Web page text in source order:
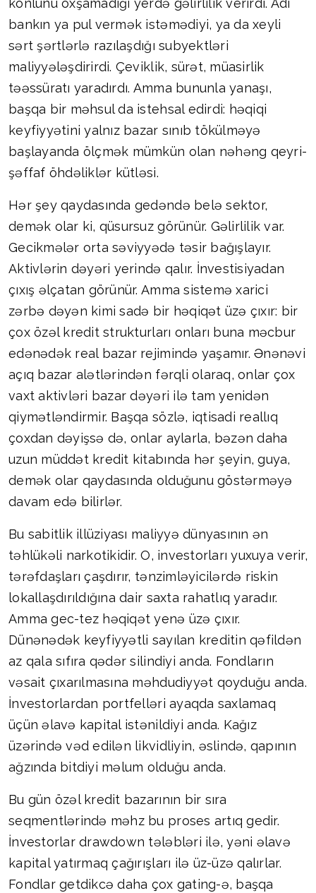
könlünü oxşamadığı yerdə gəlirlilik verirdi. Adi
bankın ya pul vermək istəmədiyi, ya da xeyli
sərt şərtlərlə razılaşdığı subyektləri
maliyyələşdirirdi. Çeviklik, sürət, müasirlik
təəssüratı yaradırdı. Amma bununla yanaşı,
başqa bir məhsul da istehsal edirdi: həqiqi
keyfiyyətini yalnız bazar sınıb tökülməyə
başlayanda ölçmək mümkün olan nəhəng qeyri-
şəffaf öhdəliklər kütləsi.
Hər şey qaydasında gedəndə belə sektor,
demək olar ki, qüsursuz görünür. Gəlirlilik var.
Gecikmələr orta səviyyədə təsir bağışlayır.
Aktivlərin dəyəri yerində qalır. İnvestisiyadan
çıxış əlçatan görünür. Amma sistemə xarici
zərbə dəyən kimi sadə bir həqiqət üzə çıxır: bir
çox özəl kredit strukturları onları buna məcbur
edənədək real bazar rejimində yaşamır. Ənənəvi
açıq bazar alətlərindən fərqli olaraq, onlar çox
vaxt aktivləri bazar dəyəri ilə tam yenidən
qiymətləndirmir. Başqa sözlə, iqtisadi reallıq
çoxdan dəyişsə də, onlar aylarla, bəzən daha
uzun müddət kredit kitabında hər şeyin, guya,
demək olar qaydasında olduğunu göstərməyə
davam edə bilirlər.
Bu sabitlik illüziyası maliyyə dünyasının ən
təhlükəli narkotikidir. O, investorları yuxuya verir,
tərəfdaşları çaşdırır, tənzimləyicilərdə riskin
lokallaşdırıldığına dair saxta rahatlıq yaradır.
Amma gec-tez həqiqət yenə üzə çıxır.
Dünənədək keyfiyyətli sayılan kreditin qəfildən
az qala sıfıra qədər silindiyi anda. Fondların
vəsait çıxarılmasına məhdudiyyət qoyduğu anda.
İnvestorlardan portfelləri ayaqda saxlamaq
üçün əlavə kapital istənildiyi anda. Kağız
üzərində vəd edilən likvidliyin, əslində, qapının
ağzında bitdiyi məlum olduğu anda.
Bu gün özəl kredit bazarının bir sıra
seqmentlərində məhz bu proses artıq gedir.
İnvestorlar drawdown tələbləri ilə, yəni əlavə
kapital yatırmaq çağırışları ilə üz-üzə qalırlar.
Fondlar getdikcə daha çox gating-ə, başqa